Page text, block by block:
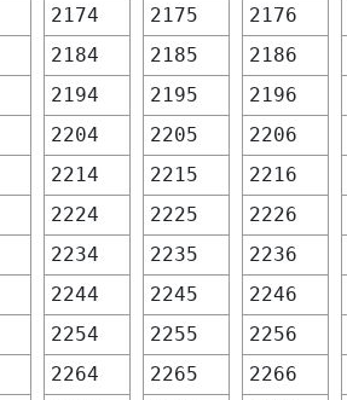
2174 2175
2176
2184 2185
2186
2194 2195
2196
2204 2205
2206
2214 2215
2216
2224 2225
2226
2234 2235
2236
2244 2245
2246
2254 2255
2256
2264 2265
2266